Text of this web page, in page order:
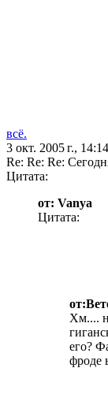
всё.
3 окт. 2005 г.,
Re: Re: Re:
Цитата:
от: Vanya
Цитата:
Хм....
его?
фроде